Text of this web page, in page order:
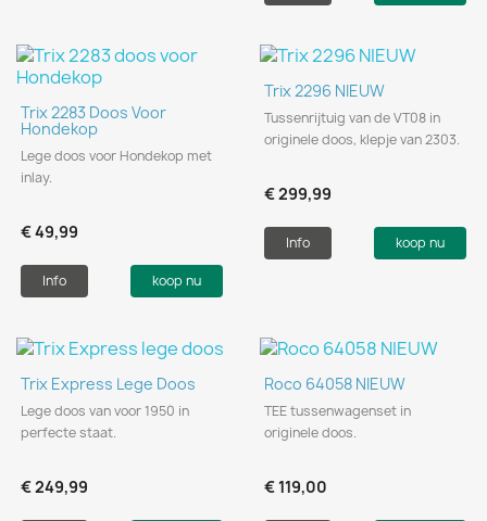
Trix 2283 Doos Voor
Hondekop
Lege doos voor Hondekop met
inlay.
€ 49,99
Info koop nu
Trix 2296 NIEUW
Tussenrijtuig van de VT08 in
originele doos, klepje van 2303.
€ 299,99
Info koop nu
Trix Express Lege Doos
Lege doos van voor 1950 in
perfecte staat.
€ 249,99
Roco 64058 NIEUW
TEE tussenwagenset in
originele doos.
€ 119,00